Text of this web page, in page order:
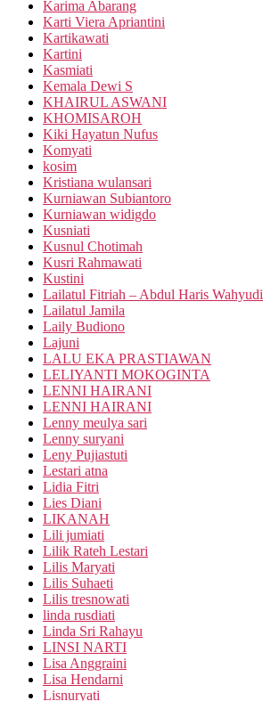
Karima Abarang
Karti Viera Apriantini
Kartikawati
Kartini
Kasmiati
Kemala Dewi S
KHAIRUL ASWANI
KHOMISAROH
Kiki Hayatun Nufus
Komyati
kosim
Kristiana wulansari
Kurniawan Subiantoro
Kurniawan widigdo
Kusniati
Kusnul Chotimah
Kusri Rahmawati
Kustini
Lailatul Fitriah – Abdul Haris Wahyudi
Lailatul Jamila
Laily Budiono
Lajuni
LALU EKA PRASTIAWAN
LELIYANTI MOKOGINTA
LENNI HAIRANI
LENNI HAIRANI
Lenny meulya sari
Lenny suryani
Leny Pujiastuti
Lestari atna
Lidia Fitri
Lies Diani
LIKANAH
Lili jumiati
Lilik Rateh Lestari
Lilis Maryati
Lilis Suhaeti
Lilis tresnowati
linda rusdiati
Linda Sri Rahayu
LINSI NARTI
Lisa Anggraini
Lisa Hendarni
Lisnuryati